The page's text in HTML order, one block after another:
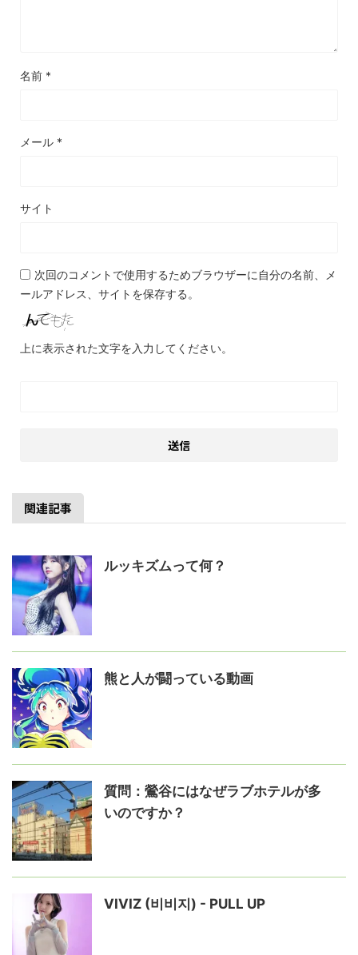
名前 *
メール *
サイト
次回のコメントで使用するためブラウザーに自分の名前、メ
ールアドレス、サイトを保存する。
上に表示された文字を入力してください。
関連記事
ルッキズムって何？
熊と人が闘っている動画
質問：鶯谷にはなぜラブホテルが多
いのですか？
VIVIZ (비비지) - PULL UP